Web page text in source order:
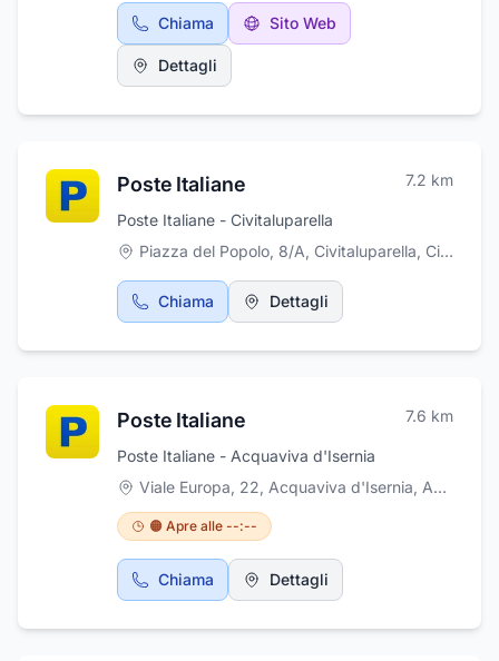
in quasi tutti i primi ordinabili, funghi porcini e
piatti a base di tartufo della zona. I piatti sono
veramente abbondanti e sapranno saziare e
deliziare tutti i palati. Vi aspettiamo!
Chiama Sito Web
Dettagli
Poste Italiane 7.2 km
Poste Italiane - Civitaluparella
Piazza del Popolo, 8/A, Civitaluparella, Civitaluparella
Chiama Dettagli
Poste Italiane 7.6 km
Poste Italiane - Acquaviva d'Isernia
Viale Europa, 22, Acquaviva d'Isernia, Acquaviva d'Isernia
🟠 Apre alle --:--
Chiama Dettagli